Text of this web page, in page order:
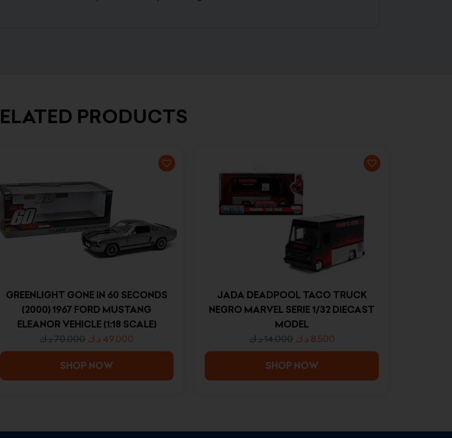
PRODUCTS
GREENLIGHT GONE IN 60 SECONDS
(2000) 1967 FORD MUSTANG
ELEANOR VEHICLE (1:18 SCALE)
70.000د.ك 49.000 د.ك
SHOP NOW
JADA DEADPOOL TACO TRUCK
NEGRO MARVEL SERIE 1/32 DIECAST
MODEL
14.000د.ك 8.500 د.ك
SHOP NOW